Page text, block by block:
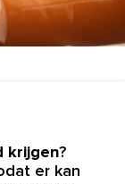
krijgen?
er kan